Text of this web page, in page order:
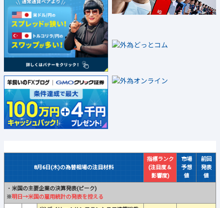
8月6日(木)の為替相場の注目材料
指標ランク
(注目度＆
影響度)
市場
予想
値
前回
発表
値
・ 米国の主要企業の決算発表(ピーク)
※ 明日→米国の雇用統計の発表を控える